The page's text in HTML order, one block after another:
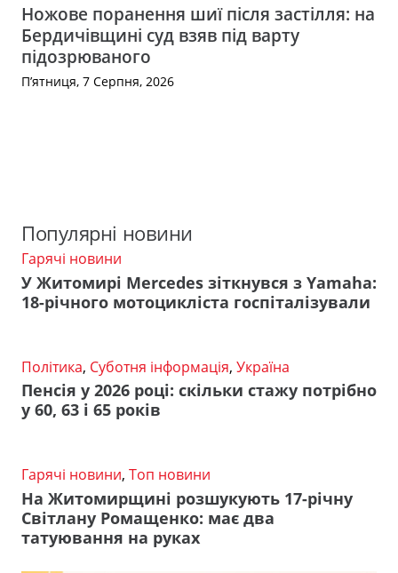
Ножове поранення шиї після застілля: на
Бердичівщині суд взяв під варту
підозрюваного
П’ятниця, 7 Серпня, 2026
Популярні новини
Гарячі новини
У Житомирі Mercedes зіткнувся з Yamaha:
18-річного мотоцикліста госпіталізували
Політика, Суботня інформація, Україна
Пенсія у 2026 році: скільки стажу потрібно
у 60, 63 і 65 років
Гарячі новини, Топ новини
На Житомирщині розшукують 17-річну
Світлану Ромащенко: має два
татуювання на руках